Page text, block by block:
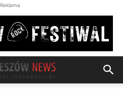
Reklama